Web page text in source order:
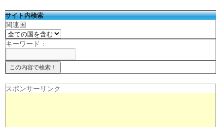
サイト内検索
関連国
キーワード：
スポンサーリンク